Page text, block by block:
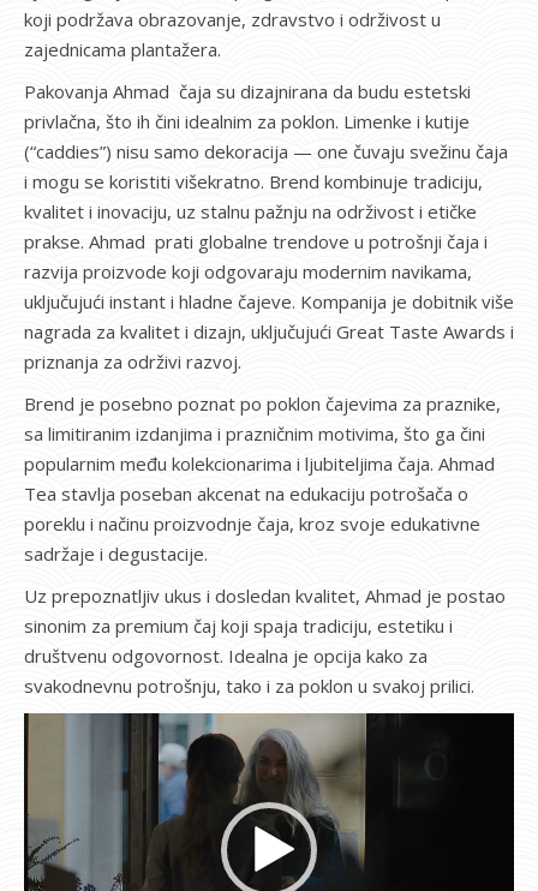
koji podržava obrazovanje, zdravstvo i održivost u
zajednicama plantažera.
Pakovanja Ahmad čaja su dizajnirana da budu estetski
privlačna, što ih čini idealnim za poklon. Limenke i kutije
(“caddies”) nisu samo dekoracija — one čuvaju svežinu čaja
i mogu se koristiti višekratno. Brend kombinuje tradiciju,
kvalitet i inovaciju, uz stalnu pažnju na održivost i etičke
prakse. Ahmad prati globalne trendove u potrošnji čaja i
razvija proizvode koji odgovaraju modernim navikama,
uključujući instant i hladne čajeve. Kompanija je dobitnik više
nagrada za kvalitet i dizajn, uključujući Great Taste Awards i
priznanja za održivi razvoj.
Brend je posebno poznat po poklon čajevima za praznike,
sa limitiranim izdanjima i prazničnim motivima, što ga čini
popularnim među kolekcionarima i ljubiteljima čaja. Ahmad
Tea stavlja poseban akcenat na edukaciju potrošača o
poreklu i načinu proizvodnje čaja, kroz svoje edukativne
sadržaje i degustacije.
Uz prepoznatljiv ukus i dosledan kvalitet, Ahmad je postao
sinonim za premium čaj koji spaja tradiciju, estetiku i
društvenu odgovornost. Idealna je opcija kako za
svakodnevnu potrošnju, tako i za poklon u svakoj prilici.